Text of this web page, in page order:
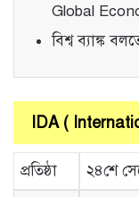
Global
বিশ্ব ব্যাঙ্ক
IDA (
প্রতিষ্ঠা
২৪শে